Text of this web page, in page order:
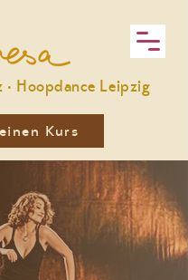
Kurs
· Hoopdance Leipzig